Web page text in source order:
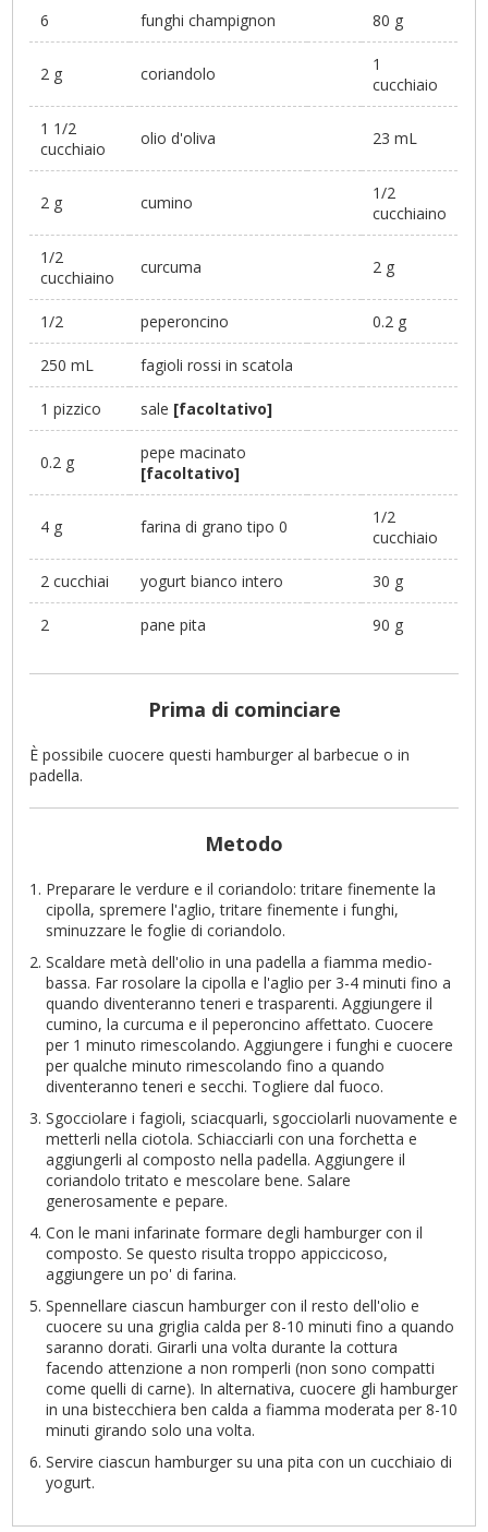
6 funghi champignon 80 g
2 g coriandolo
1
cucchiaio
1 1/2
cucchiaio
olio d'oliva 23 mL
2 g cumino
1/2
cucchiaino
1/2
cucchiaino
curcuma 2 g
1/2 peperoncino 0.2 g
250 mL fagioli rossi in scatola
1 pizzico sale [facoltativo]
0.2 g
pepe macinato
[facoltativo]
4 g farina di grano tipo 0
1/2
cucchiaio
2 cucchiai yogurt bianco intero 30 g
2 pane pita 90 g
Prima di cominciare
È possibile cuocere questi hamburger al barbecue o in
padella.
Metodo
Preparare le verdure e il coriandolo: tritare finemente la
cipolla, spremere l'aglio, tritare finemente i funghi,
sminuzzare le foglie di coriandolo.
Scaldare metà dell'olio in una padella a fiamma medio-
bassa. Far rosolare la cipolla e l'aglio per 3-4 minuti fino a
quando diventeranno teneri e trasparenti. Aggiungere il
cumino, la curcuma e il peperoncino affettato. Cuocere
per 1 minuto rimescolando. Aggiungere i funghi e cuocere
per qualche minuto rimescolando fino a quando
diventeranno teneri e secchi. Togliere dal fuoco.
Sgocciolare i fagioli, sciacquarli, sgocciolarli nuovamente e
metterli nella ciotola. Schiacciarli con una forchetta e
aggiungerli al composto nella padella. Aggiungere il
coriandolo tritato e mescolare bene. Salare
generosamente e pepare.
Con le mani infarinate formare degli hamburger con il
composto. Se questo risulta troppo appiccicoso,
aggiungere un po' di farina.
Spennellare ciascun hamburger con il resto dell'olio e
cuocere su una griglia calda per 8-10 minuti fino a quando
saranno dorati. Girarli una volta durante la cottura
facendo attenzione a non romperli (non sono compatti
come quelli di carne). In alternativa, cuocere gli hamburger
in una bistecchiera ben calda a fiamma moderata per 8-10
minuti girando solo una volta.
Servire ciascun hamburger su una pita con un cucchiaio di
yogurt.